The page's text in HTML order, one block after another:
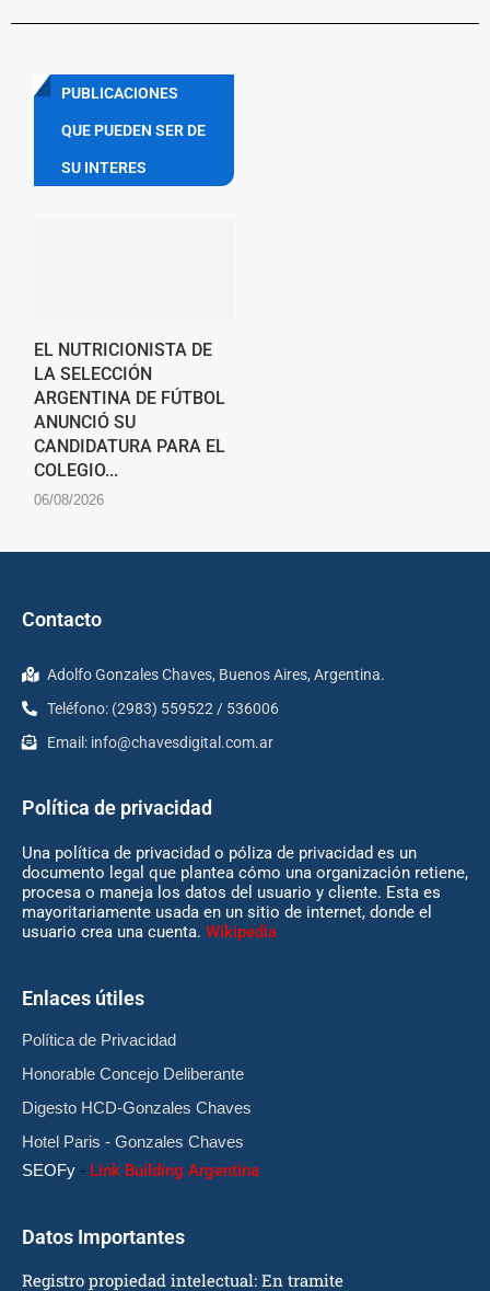
PUBLICACIONES
QUE PUEDEN SER DE
SU INTERES
EL NUTRICIONISTA DE
LA SELECCIÓN
ARGENTINA DE FÚTBOL
ANUNCIÓ SU
CANDIDATURA PARA EL
COLEGIO...
06/08/2026
Contacto
Adolfo Gonzales Chaves, Buenos Aires, Argentina.
Teléfono: (2983) 559522 / 536006
Email: info@chavesdigital.com.ar
Política de privacidad
Una política de privacidad o póliza de privacidad es un
documento legal que plantea cómo una organización retiene,
procesa o maneja los datos del usuario y cliente. Esta es
mayoritariamente usada en un sitio de internet, donde el
usuario crea una cuenta. Wikipedia
Enlaces útiles
Política de Privacidad
Honorable Concejo Deliberante
Digesto HCD-Gonzales Chaves
Hotel Paris - Gonzales Chaves
SEOFy - Link Building Argentina
Datos Importantes
Registro propiedad intelectual: En tramite